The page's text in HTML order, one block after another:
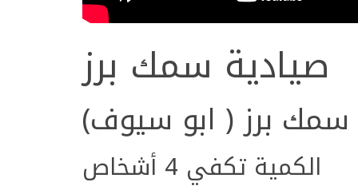
صيادية سمك برز
سمك برز ( ابو سيوف)
الكمية تكفي 4 أشخاص